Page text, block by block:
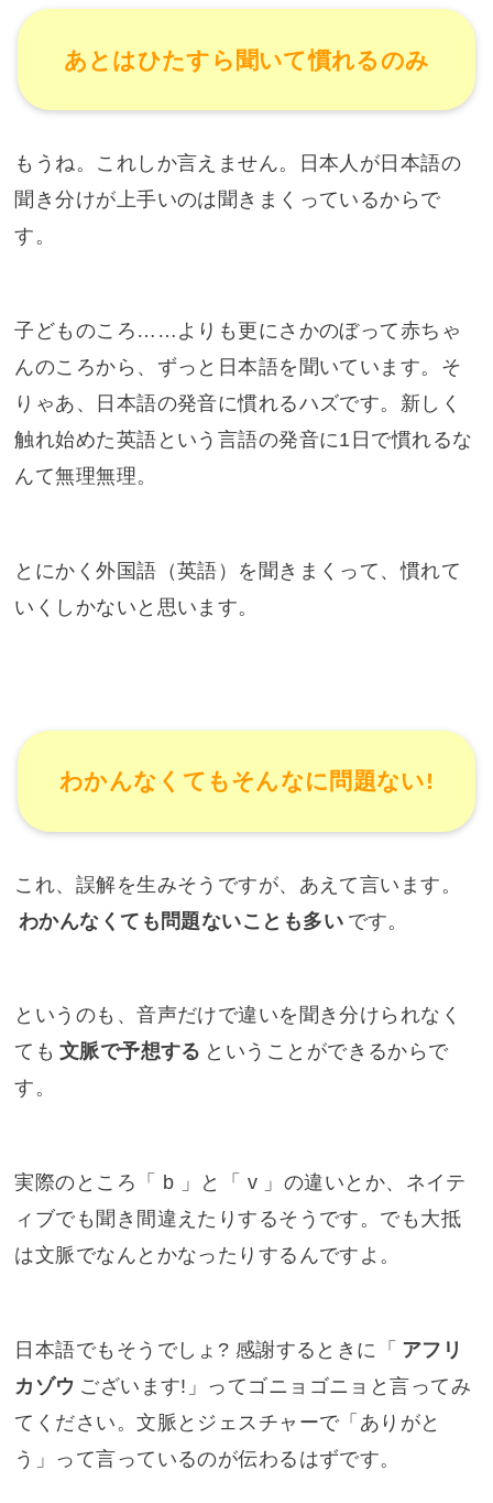
あとはひたすら聞いて慣れるのみ
もうね。これしか言えません。日本人が日本語の
聞き分けが上手いのは聞きまくっているからで
す。
子どものころ……よりも更にさかのぼって赤ちゃ
んのころから、ずっと日本語を聞いています。そ
りゃあ、日本語の発音に慣れるハズです。新しく
触れ始めた英語という言語の発音に1日で慣れるな
んて無理無理。
とにかく外国語（英語）を聞きまくって、慣れて
いくしかないと思います。
わかんなくてもそんなに問題ない!
これ、誤解を生みそうですが、あえて言います。
わかんなくても問題ないことも多い です。
というのも、音声だけで違いを聞き分けられなく
ても 文脈で予想する ということができるからで
す。
実際のところ「 b 」と「 v 」の違いとか、ネイテ
ィブでも聞き間違えたりするそうです。でも大抵
は文脈でなんとかなったりするんですよ。
日本語でもそうでしょ? 感謝するときに「 アフリ
カゾウ ございます!」ってゴニョゴニョと言ってみ
てください。文脈とジェスチャーで「ありがと
う」って言っているのが伝わるはずです。